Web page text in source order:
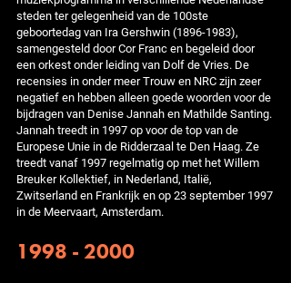
steden ter gelegenheid van de 100ste
geboortedag van Ira Gershwin (1896-1983),
samengesteld door Cor Franc en begeleid door
een orkest onder leiding van Dolf de Vries. De
recensies in onder meer Trouw en NRC zijn zeer
negatief en hebben alleen goede woorden voor de
bijdragen van Denise Jannah en Mathilde Santing.
Jannah treedt in 1997 op voor de top van de
Europese Unie in de Ridderzaal te Den Haag. Ze
treedt vanaf 1997 regelmatig op met het Willem
Breuker Kollektief, in Nederland, Italië,
Zwitserland en Frankrijk en op 23 september 1997
in de Meervaart, Amsterdam.
1998 - 2000